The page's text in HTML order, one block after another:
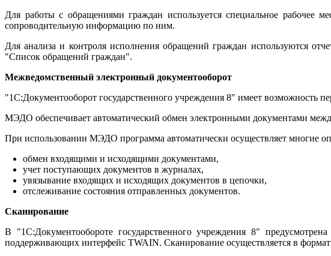
Для работы с обращениями граждан используется специальное рабочее
сопроводительную информацию по ним.
Для анализа и контроля исполнения обращений граждан используются
"Список обращений граждан".
Межведомственный электронный документооборот
"1С:Документооборот государственного учреждения 8" имеет возможность
МЭДО обеспечивает автоматический обмен электронными документами
При использовании МЭДО программа автоматически осуществляет многие
обмен входящими и исходящими документами,
учет поступающих документов в журналах,
увязывание входящих и исходящих документов в цепочки,
отслеживание состояния отправленных документов.
Сканирование
В "1С:Документообороте государственного учреждения 8"
поддерживающих интерфейс TWAIN. Сканирование осуществляется в